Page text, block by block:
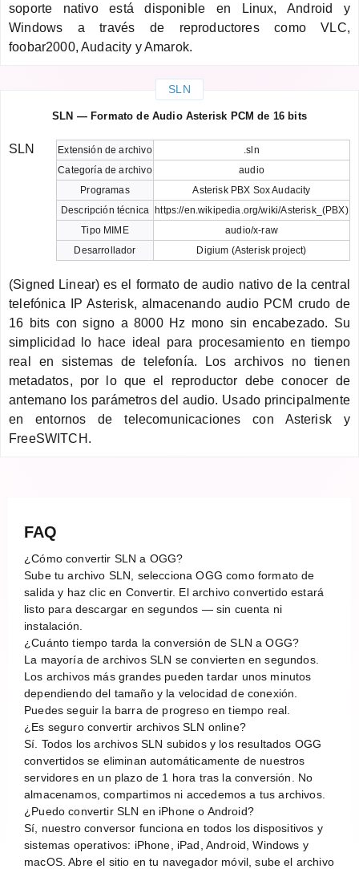
soporte nativo está disponible en Linux, Android y
Windows a través de reproductores como VLC,
foobar2000, Audacity y Amarok.
SLN
SLN — Formato de Audio Asterisk PCM de 16 bits
Extensión de archivo
.sln
Categoría de archivo
audio
Programas
Asterisk PBX Sox Audacity
Descripción técnica https://en.wikipedia.org/wiki/Asterisk_(PBX)
Tipo MIME
audio/x-raw
Desarrollador
Digium (Asterisk project)
SLN
(Signed Linear) es el formato de audio nativo de la central
telefónica IP Asterisk, almacenando audio PCM crudo de
16 bits con signo a 8000 Hz mono sin encabezado. Su
simplicidad lo hace ideal para procesamiento en tiempo
real en sistemas de telefonía. Los archivos no tienen
metadatos, por lo que el reproductor debe conocer de
antemano los parámetros del audio. Usado principalmente
en entornos de telecomunicaciones con Asterisk y
FreeSWITCH.
FAQ
¿Cómo convertir SLN a OGG?
Sube tu archivo SLN, selecciona OGG como formato de
salida y haz clic en Convertir. El archivo convertido estará
listo para descargar en segundos — sin cuenta ni
instalación.
¿Cuánto tiempo tarda la conversión de SLN a OGG?
La mayoría de archivos SLN se convierten en segundos.
Los archivos más grandes pueden tardar unos minutos
dependiendo del tamaño y la velocidad de conexión.
Puedes seguir la barra de progreso en tiempo real.
¿Es seguro convertir archivos SLN online?
Sí. Todos los archivos SLN subidos y los resultados OGG
convertidos se eliminan automáticamente de nuestros
servidores en un plazo de 1 hora tras la conversión. No
almacenamos, compartimos ni accedemos a tus archivos.
¿Puedo convertir SLN en iPhone o Android?
Sí, nuestro conversor funciona en todos los dispositivos y
sistemas operativos: iPhone, iPad, Android, Windows y
macOS. Abre el sitio en tu navegador móvil, sube el archivo